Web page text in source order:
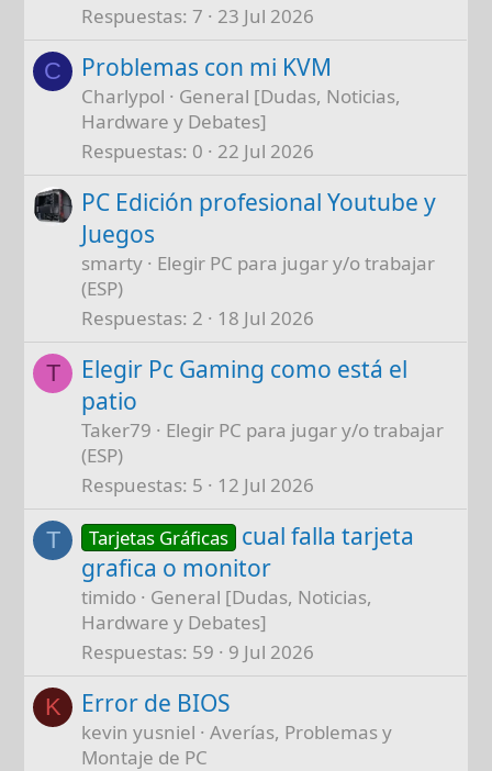
Respuestas 7 23 Jul 2026
C Problemas con mi KVM
Charlypol
General [Dudas, Noticias,
Hardware y Debates]
Respuestas 0 22 Jul 2026
PC Edición profesional Youtube y
Juegos
smarty
Elegir PC para jugar y/o trabajar
(ESP)
Respuestas 2 18 Jul 2026
T
Elegir Pc Gaming como está el
patio
Taker79
Elegir PC para jugar y/o trabajar
(ESP)
Respuestas 5 12 Jul 2026
T Tarjetas Gráficas cual falla tarjeta
grafica o monitor
timido
General [Dudas, Noticias,
Hardware y Debates]
Respuestas 59 9 Jul 2026
K Error de BIOS
kevin yusniel
Averías, Problemas y
Montaje de PC